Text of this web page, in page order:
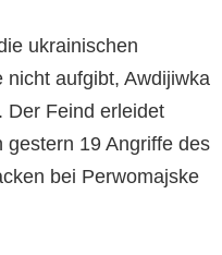
ukrainischen
aufgibt, Awdijiwka
Der Feind erleidet
gestern 19 Angriffe des
bei Perwomajske